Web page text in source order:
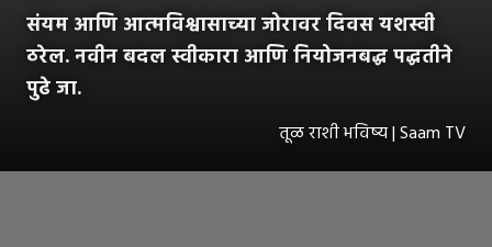
संयम आणि आत्मविश्वासाच्या जोरावर दिवस यशस्वी
ठरेल. नवीन बदल स्वीकारा आणि नियोजनबद्ध पद्धतीने
पुढे जा.
तूळ राशी भविष्य | Saam TV